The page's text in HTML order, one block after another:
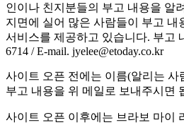
인이나 친지분들의 부고 내용을 알
지면에 실어 많은 사람들이 부고 내
서비스를 제공하고 있습니다. 부고
6714 / E-mail. jyelee@etoday.co.kr
사이트 오픈 전에는 이름(알리는 사
부고 내용을 위 메일로 보내주시면
사이트 오픈 이후에는 브라보 마이